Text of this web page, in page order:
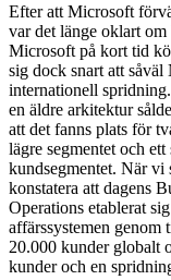
Efter att Microsoft
var det länge oklart
Microsoft på kort tid
sig dock snart att
internationell
en äldre arkitektur
att det fanns plats för
lägre segmentet och
kundsegmentet. När vi
konstatera att dagens
Operations etablerat
affärssystemen genom
20.000 kunder globalt
kunder och en